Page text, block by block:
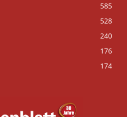
585
528
240
176
174